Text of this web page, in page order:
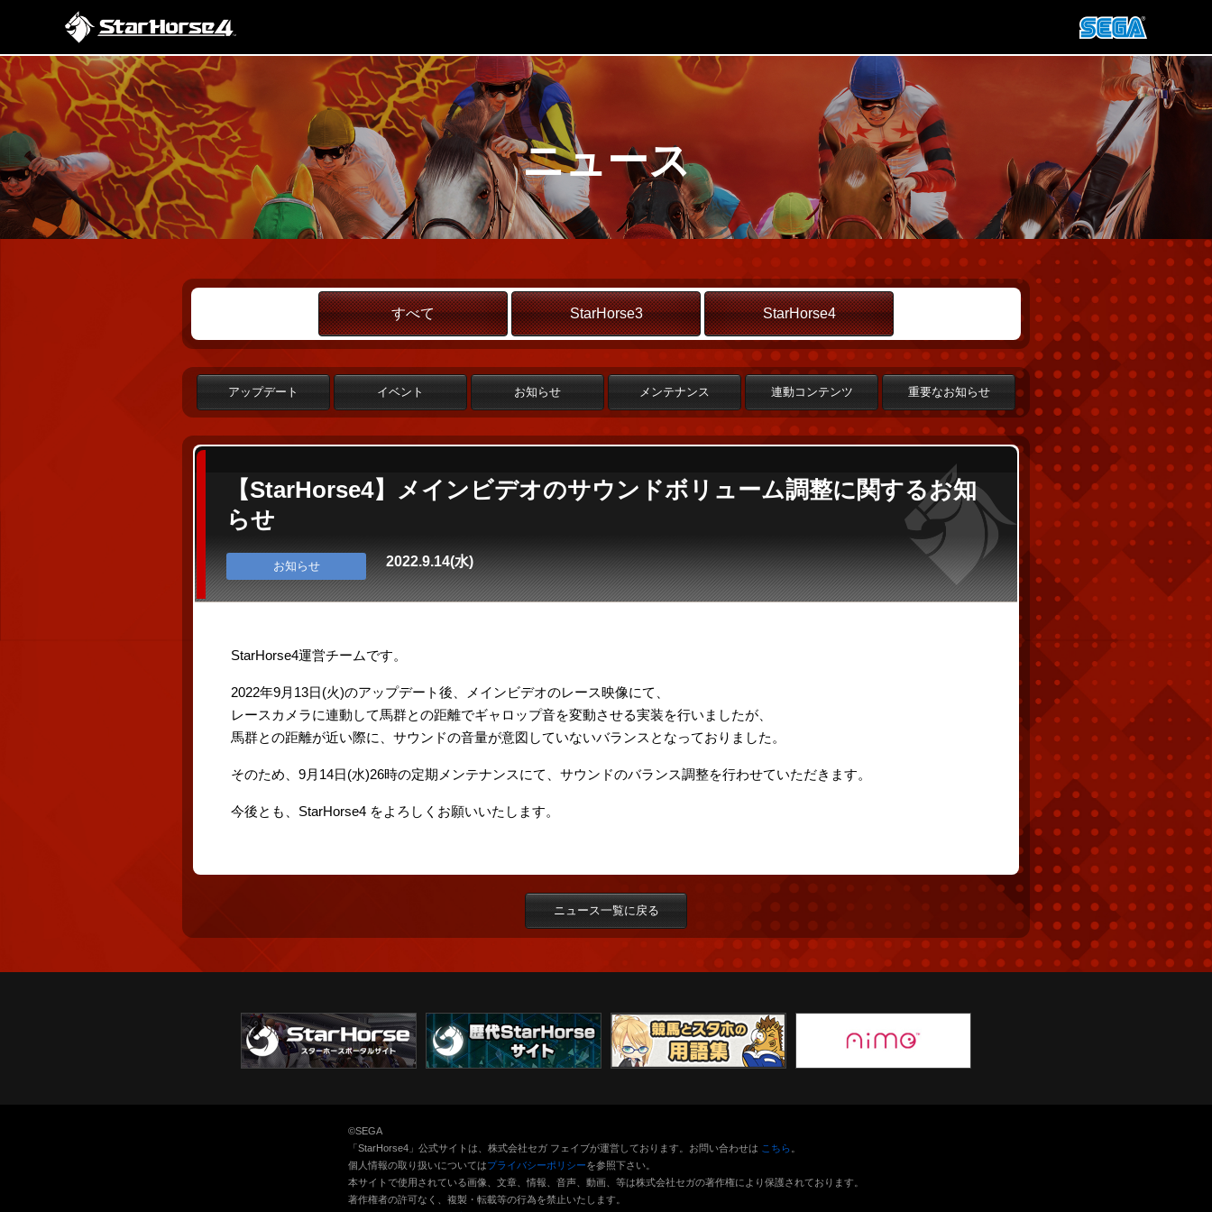
ニュース
すべて StarHorse3 StarHorse4
アップデート イベント お知らせ メンテナンス 連動コンテンツ 重要なお知らせ
【StarHorse4】メインビデオのサウンドボリューム調整に関するお知
らせ
お知らせ 2022.9.14(水)
StarHorse4運営チームです。
2022年9月13日(火)のアップデート後、メインビデオのレース映像にて、
レースカメラに連動して馬群との距離でギャロップ音を変動させる実装を行いましたが、
馬群との距離が近い際に、サウンドの音量が意図していないバランスとなっておりました。
そのため、9月14日(水)26時の定期メンテナンスにて、サウンドのバランス調整を行わせていただきます。
今後とも、StarHorse4 をよろしくお願いいたします。
ニュース一覧に戻る
©SEGA
「StarHorse4」公式サイトは、株式会社セガ フェイブが運営しております。お問い合わせは こちら
個人情報の取り扱いについてはプライバシーポリシーを参照下さい。
本サイトで使用されている画像、文章、情報、音声、動画、等は株式会社セガの著作権により保護されております。
著作権者の許可なく、複製・転載等の行為を禁止いたします。